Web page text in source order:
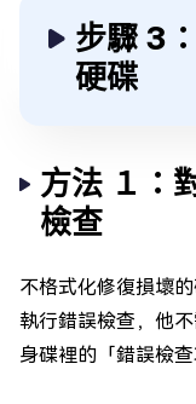
步驟 3
硬碟
方法 １：
檢查
不格式化修復損壞
執行錯誤檢查，他
身碟裡的「錯誤檢